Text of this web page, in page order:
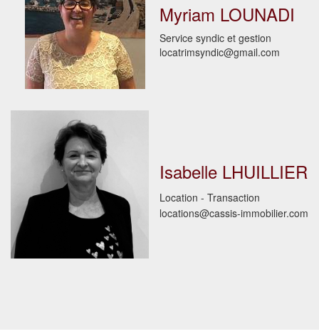
Myriam LOUNADI
Service syndic et gestion
locatrimsyndic@gmail.com
Isabelle LHUILLIER
Location - Transaction
locations@cassis-immobilier.com